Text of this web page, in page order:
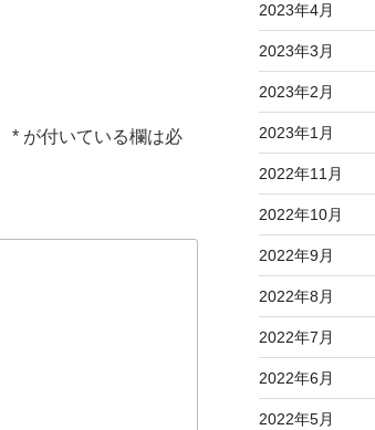
* が付いている欄は必
2023年4月
2023年3月
2023年2月
2023年1月
2022年11月
2022年10月
2022年9月
2022年8月
2022年7月
2022年6月
2022年5月